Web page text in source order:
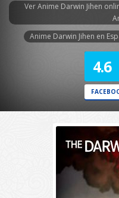
Ver Anime Darwin Jihen
Anime Darwin Jihen en
4.6